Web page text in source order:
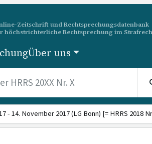
Zeitschrift und Rechtsprechungsdatenbank
höchstrichterliche Rechtsprechung im
Über uns
- 14. November 2017 (LG Bonn) [= HRRS 2018